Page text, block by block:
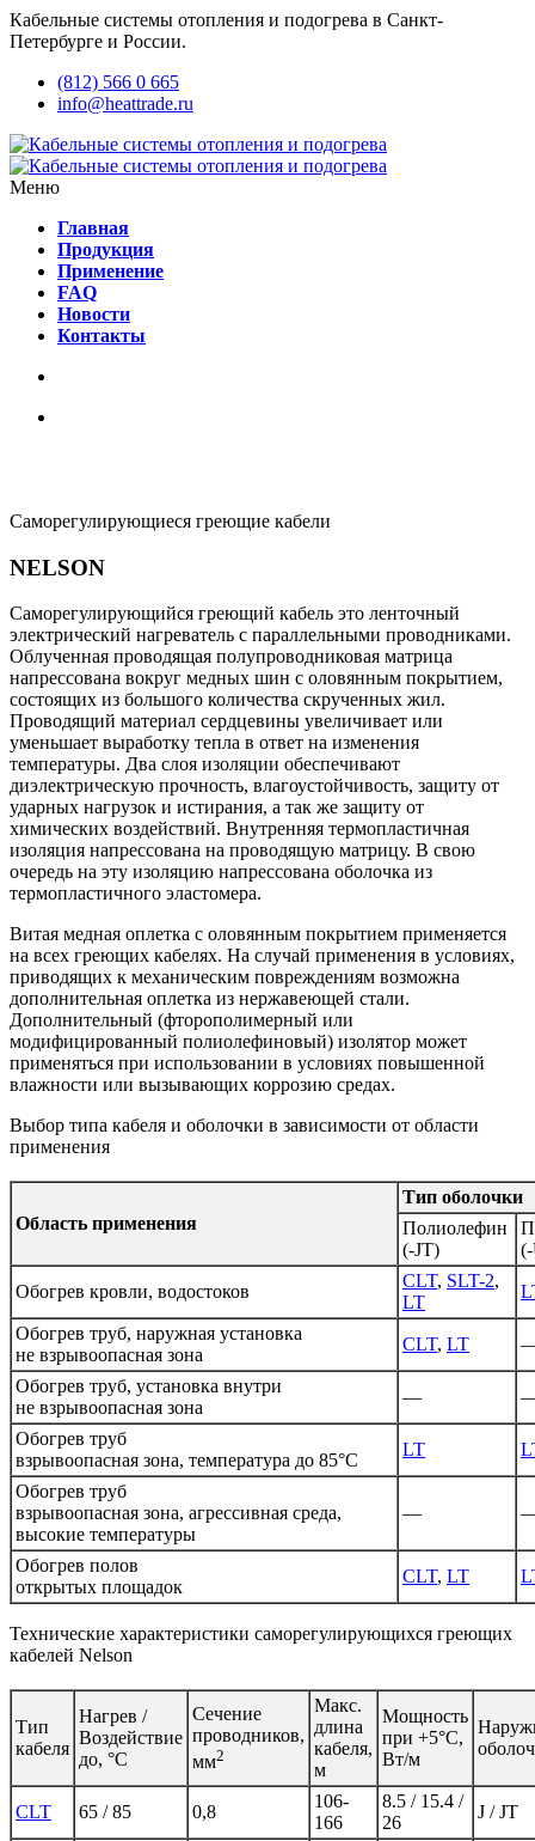
Кабельные системы отопления и подогрева в Санкт-
Петербурге и России.
(812) 566 0 665
info@heattrade.ru
Меню
Главная
Продукция
Применение
FAQ
Новости
Контакты
Саморегулирующиеся греющие кабели
NELSON
Саморегулирующийся греющий кабель это ленточный
электрический нагреватель с параллельными проводниками.
Облученная проводящая полупроводниковая матрица
напрессована вокруг медных шин с оловянным покрытием,
состоящих из большого количества скрученных жил.
Проводящий материал сердцевины увеличивает или
уменьшает выработку тепла в ответ на изменения
температуры. Два слоя изоляции обеспечивают
диэлектрическую прочность, влагоустойчивость, защиту от
ударных нагрузок и истирания, а так же защиту от
химических воздействий. Внутренняя термопластичная
изоляция напрессована на проводящую матрицу. В свою
очередь на эту изоляцию напрессована оболочка из
термопластичного эластомера.
Витая медная оплетка с оловянным покрытием применяется
на всех греющих кабелях. На случай применения в условиях,
приводящих к механическим повреждениям возможна
дополнительная оплетка из нержавеющей стали.
Дополнительный (фторополимерный или
модифицированный полиолефиновый) изолятор может
применяться при использовании в условиях повышенной
влажности или вызывающих коррозию средах.
Выбор типа кабеля и оболочки в зависимости от области
применения
Область применения
Тип оболочки
Полиолефин
(-JT)
Обогрев кровли, водостоков
CLT, SLT-2,
LT
Обогрев труб, наружная установка
не взрывоопасная зона
CLT, LT
Обогрев труб, установка внутри
не взрывоопасная зона
—
Обогрев труб
взрывоопасная зона, температура до 85°C
LT
Обогрев труб
взрывоопасная зона, агрессивная среда,
высокие температуры
—
Обогрев полов
открытых площадок
CLT, LT
Технические характеристики саморегулирующихся греющих
кабелей Nelson
Тип
кабеля
Нагрев /
Воздействие
до, °C
Сечение
проводников,
мм2
Макс.
длина
кабеля,
м
Мощность
при +5°C,
Вт/м
CLT 65 / 85 0,8
106-
166
8.5 / 15.4 /
26
J / JT